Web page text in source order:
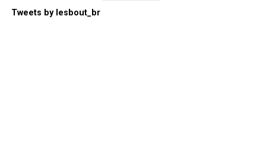
Tweets by lesbout_br